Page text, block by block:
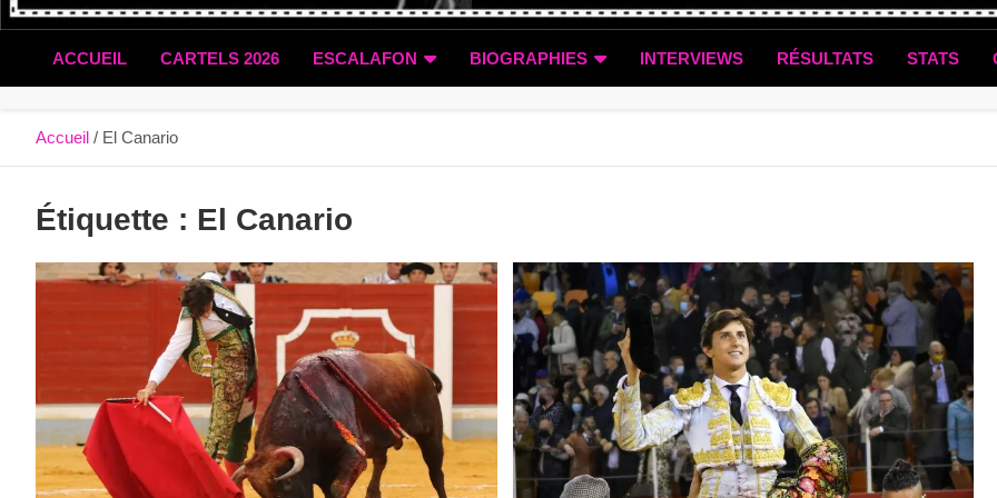
ACCUEIL CARTELS 2026 ESCALAFON BIOGRAPHIES INTERVIEWS RÉSULTATS STATS
Accueil El Canario
Étiquette : El Canario